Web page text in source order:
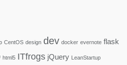
CentOS design dev docker evernote flask
html5 ITfrogs jQuery LeanStartup